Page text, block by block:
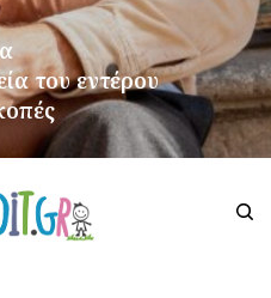
του εντέρου